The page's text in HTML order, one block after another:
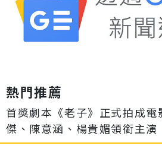
熱門推薦
首獎劇本《老子》正式拍成電
傑、陳意涵、楊貴媚領銜主